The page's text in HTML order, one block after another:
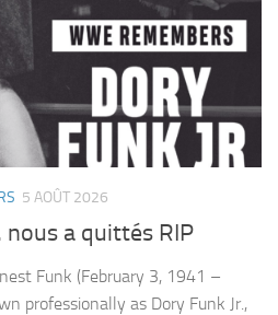
5 AOÛT 2026
nous a quittés RIP
Funk (February 3, 1941 –
professionally as Dory Funk Jr.,